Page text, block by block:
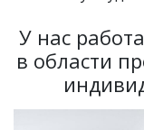
У нас
в области